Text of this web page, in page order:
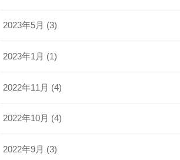
2023年5月 (3)
2023年1月 (1)
2022年11月 (4)
2022年10月 (4)
2022年9月 (3)